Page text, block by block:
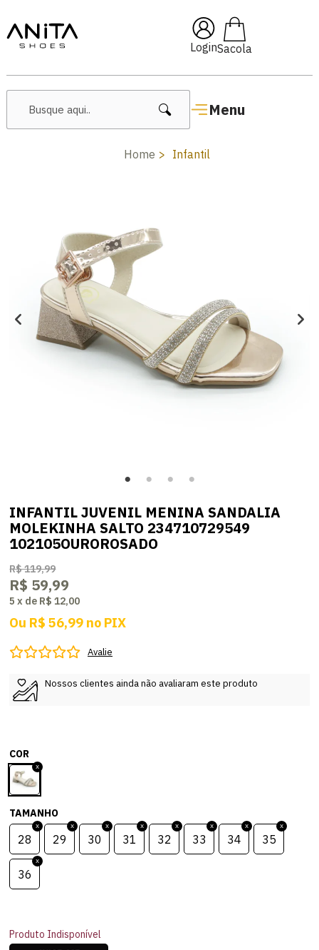
Login
Menu
🔥 Lançamentos Femininos
Home Infantil
INFANTIL JUVENIL MENINA SANDALIA
MOLEKINHA SALTO 234710729549
102105OUROROSADO
R$ 119,99
R$ 59,99
5 x de R$ 12,00
Ou R$ 56,99 no PIX
Avalie
Nossos clientes ainda não avaliaram este produto
COR
TAMANHO
28 29 30 31 32 33 34 35
36
Produto Indisponível